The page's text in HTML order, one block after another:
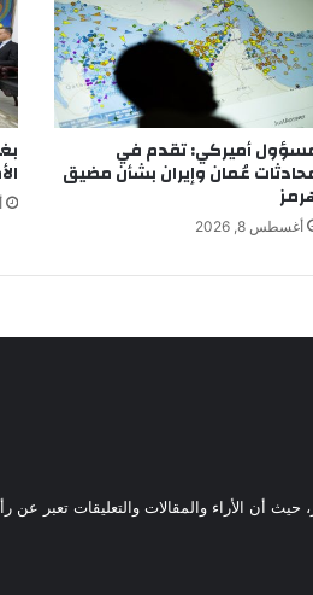
أميركي: تقدم في
عُمان وإيران بشأن مضيق
أغسطس 8, 2026
أن الأراء والمقالات والتعليقات تعبر عن